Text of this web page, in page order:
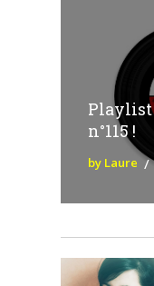
n°115 !
by Laure